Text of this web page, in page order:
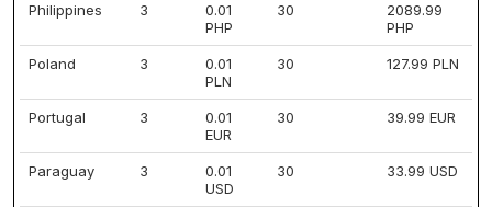
Philippines 3
0.01
PHP
30
2089.99
PHP
Poland 3
0.01
PLN
30 127.99 PLN
Portugal 3
0.01
EUR
30 39.99 EUR
Paraguay 3
0.01
USD
30 33.99 USD